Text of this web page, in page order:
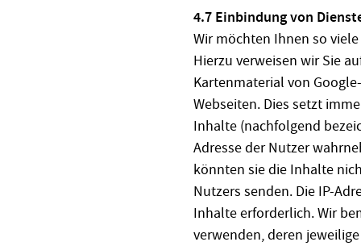
4.7 Einbindung von
Wir möchten Ihnen so
Hierzu verweisen wir Sie
Kartenmaterial von
Webseiten. Dies setzt
Inhalte (nachfolgend
Adresse der Nutzer
könnten sie die Inhalte
Nutzers senden. Die IP-
Inhalte erforderlich. Wir
verwenden, deren